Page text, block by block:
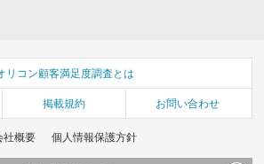
リコン顧客満足度調査とは
掲載規約 お問い合わせ
社概要 個人情報保護方針